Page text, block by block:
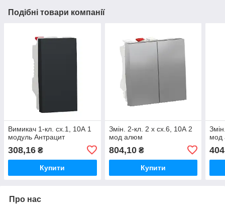
Подібні товари компанії
Вимикач 1-кл. сх.1, 10А 1
модуль Антрацит
308,16 ₴
Купити
Змін. 2-кл. 2 x сх.6, 10А 2
мод алюм
804,10₴
Купити
мод
Про нас